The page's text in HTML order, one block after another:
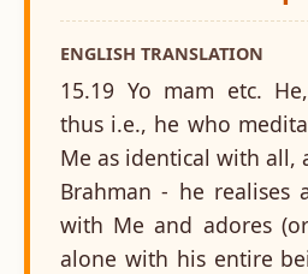
ENGLISH TRANSLATION
15.19 Yo mam etc.
thus i.e., he who
Me as identical with all,
Brahman - he realises
with Me and adores
alone with his entire